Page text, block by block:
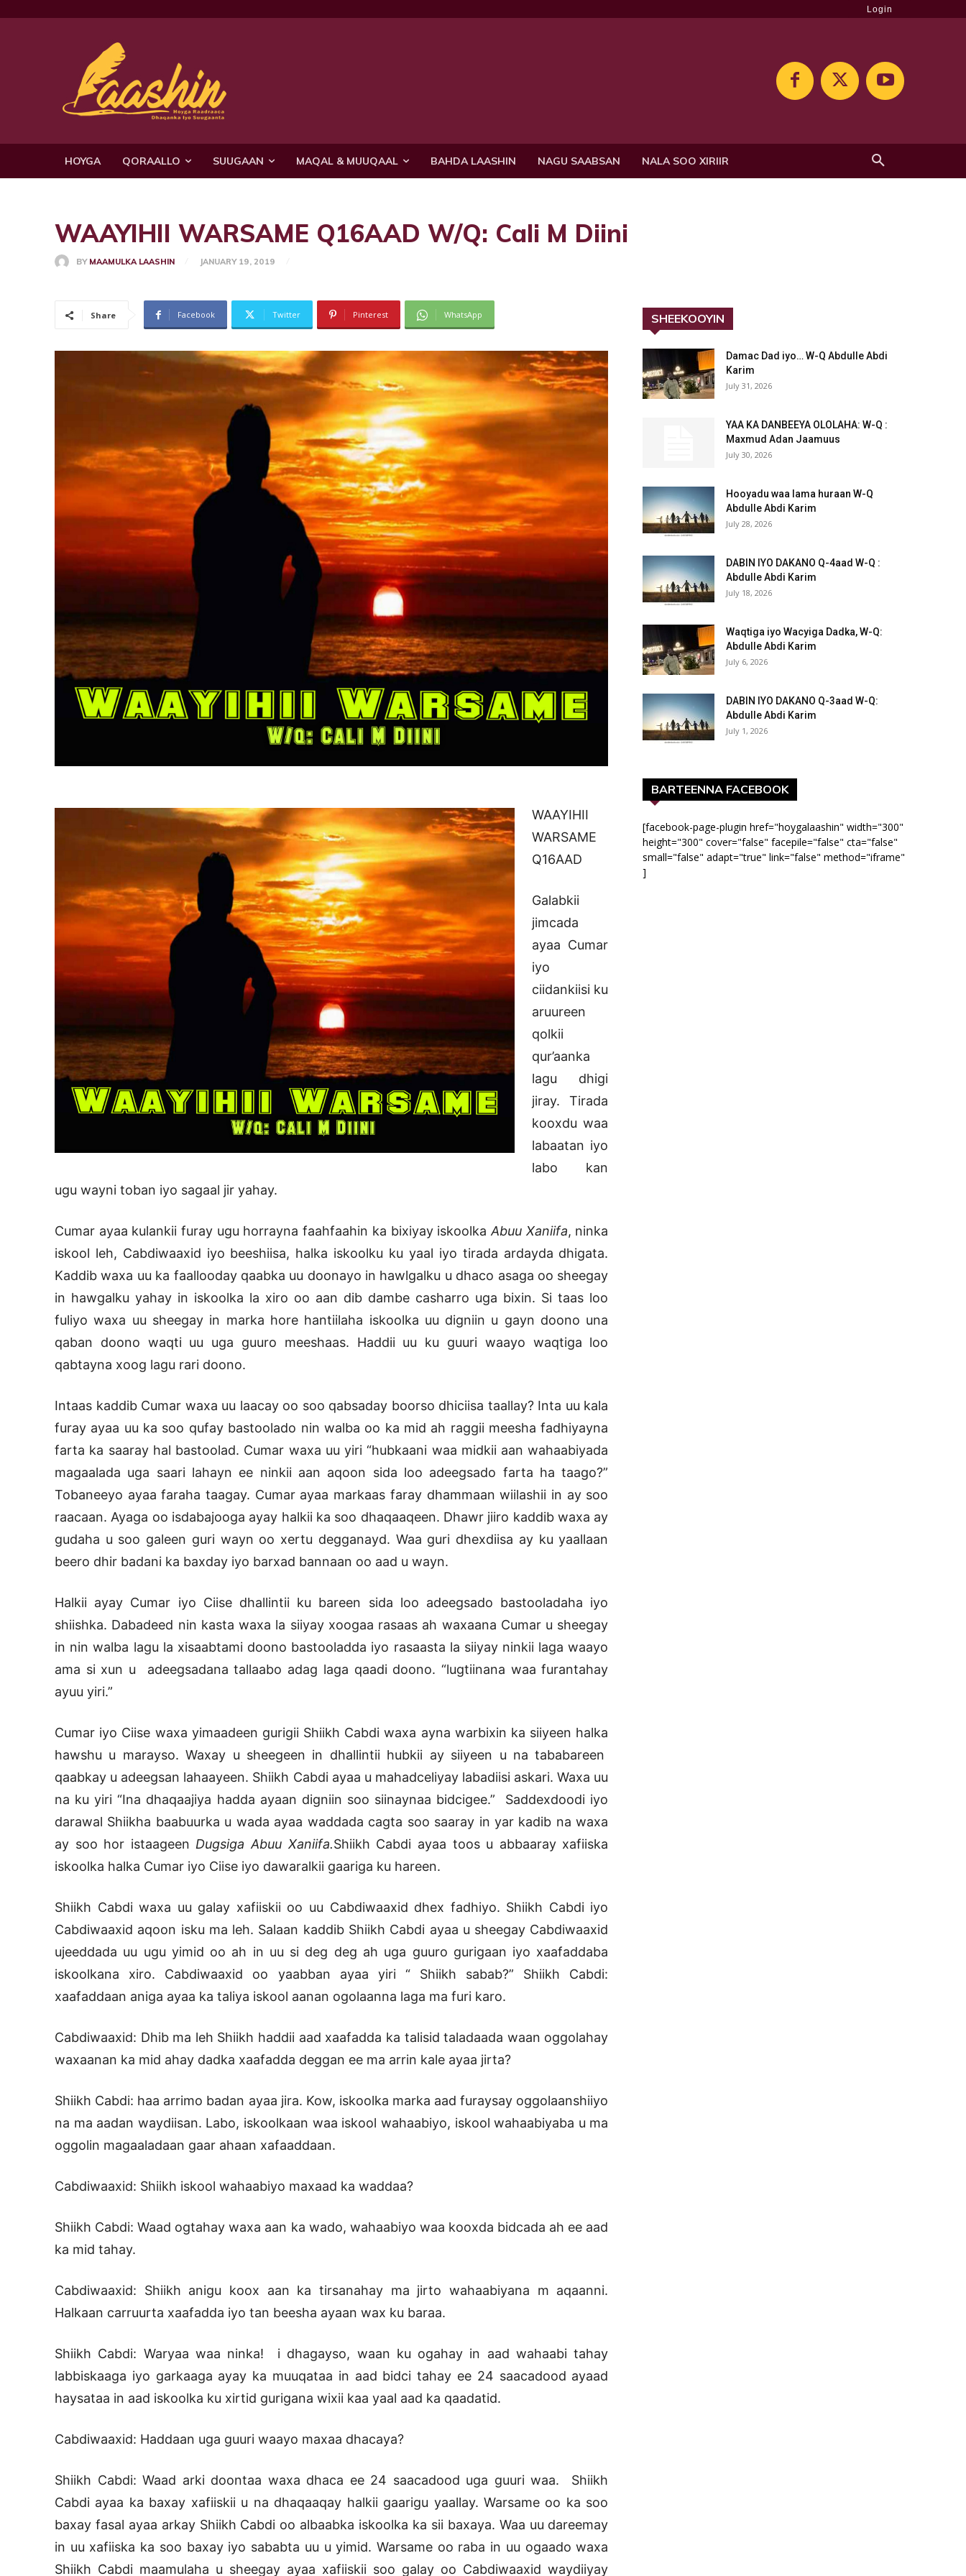
Login
HOYGA QORAALLO SUUGAAN MAQAL & MUUQAAL BAHDA LAASHIN NAGU SAABSAN NALA SOO XIRIIR
WAAYIHII WARSAME Q16AAD W/Q: Cali M Diini
BY MAAMULKA LAASHIN JANUARY 19, 2019
Share Facebook Twitter Pinterest WhatsApp
WAAYIHII
WARSAME
Q16AAD
Galabkii
jimcada
ayaa Cumar
iyo
ciidankiisi ku
aruureen
qolkii
qur’aanka
lagu dhigi
jiray. Tirada
kooxdu waa
labaatan iyo
labo kan
ugu wayni toban iyo sagaal jir yahay.
Cumar ayaa kulankii furay ugu horrayna faahfaahin ka bixiyay iskoolka Abuu Xaniifa, ninka
iskool leh, Cabdiwaaxid iyo beeshiisa, halka iskoolku ku yaal iyo tirada ardayda dhigata.
Kaddib waxa uu ka faallooday qaabka uu doonayo in hawlgalku u dhaco asaga oo sheegay
in hawgalku yahay in iskoolka la xiro oo aan dib dambe casharro uga bixin. Si taas loo
fuliyo waxa uu sheegay in marka hore hantiilaha iskoolka uu digniin u gayn doono una
qaban doono waqti uu uga guuro meeshaas. Haddii uu ku guuri waayo waqtiga loo
qabtayna xoog lagu rari doono.
Intaas kaddib Cumar waxa uu laacay oo soo qabsaday boorso dhiciisa taallay? Inta uu kala
furay ayaa uu ka soo qufay bastoolado nin walba oo ka mid ah raggii meesha fadhiyayna
farta ka saaray hal bastoolad. Cumar waxa uu yiri “hubkaani waa midkii aan wahaabiyada
magaalada uga saari lahayn ee ninkii aan aqoon sida loo adeegsado farta ha taago?”
Tobaneeyo ayaa faraha taagay. Cumar ayaa markaas faray dhammaan wiilashii in ay soo
raacaan. Ayaga oo isdabajooga ayay halkii ka soo dhaqaaqeen. Dhawr jiiro kaddib waxa ay
gudaha u soo galeen guri wayn oo xertu degganayd. Waa guri dhexdiisa ay ku yaallaan
beero dhir badani ka baxday iyo barxad bannaan oo aad u wayn.
Halkii ayay Cumar iyo Ciise dhallintii ku bareen sida loo adeegsado bastooladaha iyo
shiishka. Dabadeed nin kasta waxa la siiyay xoogaa rasaas ah waxaana Cumar u sheegay
in nin walba lagu la xisaabtami doono bastooladda iyo rasaasta la siiyay ninkii laga waayo
ama si xun u adeegsadana tallaabo adag laga qaadi doono. “lugtiinana waa furantahay
ayuu yiri.”
Cumar iyo Ciise waxa yimaadeen gurigii Shiikh Cabdi waxa ayna warbixin ka siiyeen halka
hawshu u marayso. Waxay u sheegeen in dhallintii hubkii ay siiyeen u na tababareen
qaabkay u adeegsan lahaayeen. Shiikh Cabdi ayaa u mahadceliyay labadiisi askari. Waxa uu
na ku yiri “Ina dhaqaajiya hadda ayaan digniin soo siinaynaa bidcigee.” Saddexdoodi iyo
darawal Shiikha baabuurka u wada ayaa waddada cagta soo saaray in yar kadib na waxa
ay soo hor istaageen Dugsiga Abuu Xaniifa.Shiikh Cabdi ayaa toos u abbaaray xafiiska
iskoolka halka Cumar iyo Ciise iyo dawaralkii gaariga ku hareen.
Shiikh Cabdi waxa uu galay xafiiskii oo uu Cabdiwaaxid dhex fadhiyo. Shiikh Cabdi iyo
Cabdiwaaxid aqoon isku ma leh. Salaan kaddib Shiikh Cabdi ayaa u sheegay Cabdiwaaxid
ujeeddada uu ugu yimid oo ah in uu si deg deg ah uga guuro gurigaan iyo xaafaddaba
iskoolkana xiro. Cabdiwaaxid oo yaabban ayaa yiri “ Shiikh sabab?” Shiikh Cabdi:
xaafaddaan aniga ayaa ka taliya iskool aanan ogolaanna laga ma furi karo.
Cabdiwaaxid: Dhib ma leh Shiikh haddii aad xaafadda ka talisid taladaada waan oggolahay
waxaanan ka mid ahay dadka xaafadda deggan ee ma arrin kale ayaa jirta?
Shiikh Cabdi: haa arrimo badan ayaa jira. Kow, iskoolka marka aad furaysay oggolaanshiiyo
na ma aadan waydiisan. Labo, iskoolkaan waa iskool wahaabiyo, iskool wahaabiyaba u ma
oggolin magaaladaan gaar ahaan xafaaddaan.
Cabdiwaaxid: Shiikh iskool wahaabiyo maxaad ka waddaa?
Shiikh Cabdi: Waad ogtahay waxa aan ka wado, wahaabiyo waa kooxda bidcada ah ee aad
ka mid tahay.
Cabdiwaaxid: Shiikh anigu koox aan ka tirsanahay ma jirto wahaabiyana m aqaanni.
Halkaan carruurta xaafadda iyo tan beesha ayaan wax ku baraa.
Shiikh Cabdi: Waryaa waa ninka! i dhagayso, waan ku ogahay in aad wahaabi tahay
labbiskaaga iyo garkaaga ayay ka muuqataa in aad bidci tahay ee 24 saacadood ayaad
haysataa in aad iskoolka ku xirtid gurigana wixii kaa yaal aad ka qaadatid.
Cabdiwaaxid: Haddaan uga guuri waayo maxaa dhacaya?
Shiikh Cabdi: Waad arki doontaa waxa dhaca ee 24 saacadood uga guuri waa. Shiikh
Cabdi ayaa ka baxay xafiiskii u na dhaqaaqay halkii gaarigu yaallay. Warsame oo ka soo
baxay fasal ayaa arkay Shiikh Cabdi oo albaabka iskoolka ka sii baxaya. Waa uu dareemay
in uu xafiiska ka soo baxay iyo sababta uu u yimid. Warsame oo raba in uu ogaado waxa
Shiikh Cabdi maamulaha u sheegay ayaa xafiiskii soo galay oo Cabdiwaaxid waydiiyay
SHEEKOOYIN
Damac Dad iyo… W-Q Abdulle Abdi
Karim
July 31, 2026
YAA KA DANBEEYA OLOLAHA: W-Q :
Maxmud Adan Jaamuus
July 30, 2026
Hooyadu waa lama huraan W-Q
Abdulle Abdi Karim
July 28, 2026
DABIN IYO DAKANO Q-4aad W-Q :
Abdulle Abdi Karim
July 18, 2026
Waqtiga iyo Wacyiga Dadka, W-Q:
Abdulle Abdi Karim
July 6, 2026
DABIN IYO DAKANO Q-3aad W-Q:
Abdulle Abdi Karim
July 1, 2026
BARTEENNA FACEBOOK
[facebook-page-plugin href="hoygalaashin" width="300"
height="300" cover="false" facepile="false" cta="false"
small="false" adapt="true" link="false" method="iframe"
]